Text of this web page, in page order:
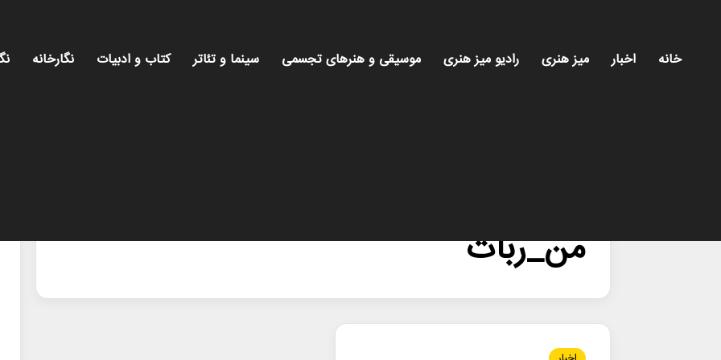
خانه اخبار میز هنری رادیو میز هنری موسیقی و هنرهای تجسمی سینما و تئاتر کتاب و ادبیات نگارخانه
من_ربات